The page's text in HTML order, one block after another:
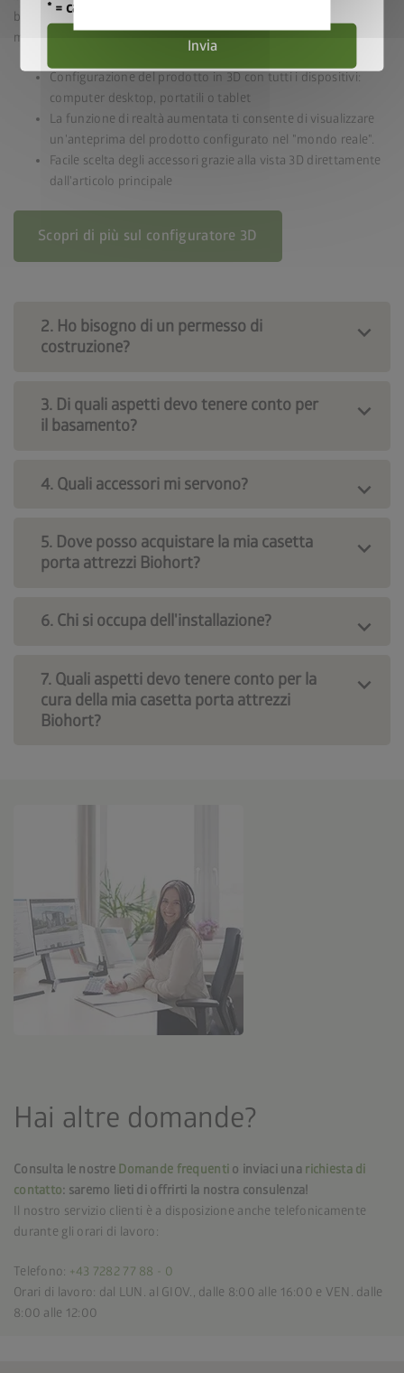
privacy
barbecue o il tosaerba, il configuratore prodotto di Biohort ti
mostra il prodotto di tuo interesse in 3D.
Configurazione del prodotto in 3D con tutti i dispositivi:
computer desktop, portatili o tablet
La funzione di realtà aumentata ti consente di visualizzare
un'anteprima del prodotto configurato nel "mondo reale".
Facile scelta degli accessori grazie alla vista 3D direttamente
dall'articolo principale
Scopri di più sul configuratore 3D
2. Ho bisogno di un permesso di
costruzione?
3. Di quali aspetti devo tenere conto per
il basamento?
4. Quali accessori mi servono?
5. Dove posso acquistare la mia casetta
porta attrezzi Biohort?
6. Chi si occupa dell'installazione?
7. Quali aspetti devo tenere conto per la
cura della mia casetta porta attrezzi
Biohort?
Hai altre domande?
Consulta le nostre Domande frequenti o inviaci una richiesta di
contatto: saremo lieti di offrirti la nostra consulenza!
Il nostro servizio clienti è a disposizione anche telefonicamente
durante gli orari di lavoro:
Telefono: +43 7282 77 88 - 0
Orari di lavoro: dal LUN. al GIOV., dalle 8:00 alle 16:00 e VEN. dalle
8:00 alle 12:00
* = campo obbligatorio
Invia